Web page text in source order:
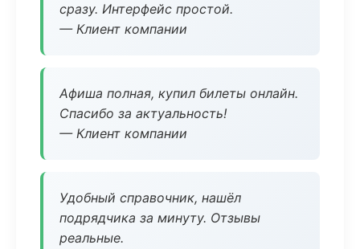
сразу. Интерфейс простой.
— Клиент компании
Афиша полная, купил билеты онлайн.
Спасибо за актуальность!
— Клиент компании
Удобный справочник, нашёл
подрядчика за минуту. Отзывы
реальные.